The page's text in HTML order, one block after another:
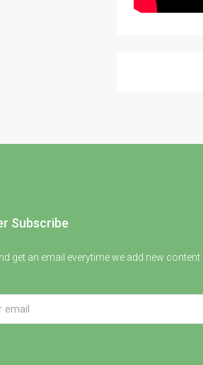
Subscribe
get an email everytime we add new